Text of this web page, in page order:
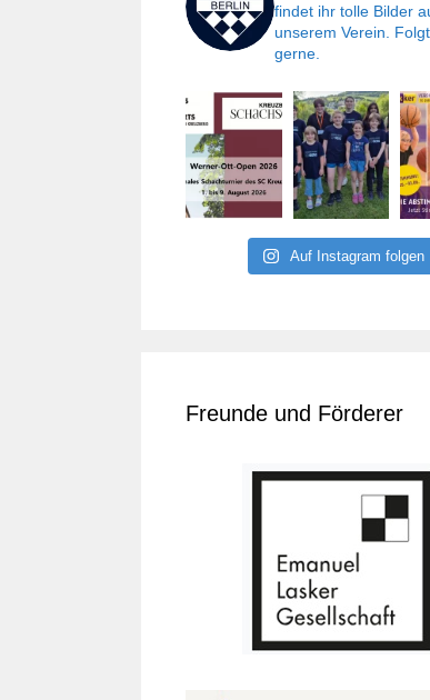
findet ihr tolle Bilder
unserem Verein.
gerne.
Auf Instagram folgen
Freunde und Förderer